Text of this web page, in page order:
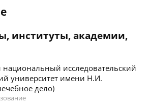
институты, академии,
национальный исследовательский
университет имени Н.И.
дело)